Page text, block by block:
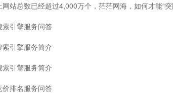
网站总数已经超过4,000万个，茫茫网海，如何才能“突
索引擎服务问答
索引擎服务简介
索引擎服务简介
价排名服务问答